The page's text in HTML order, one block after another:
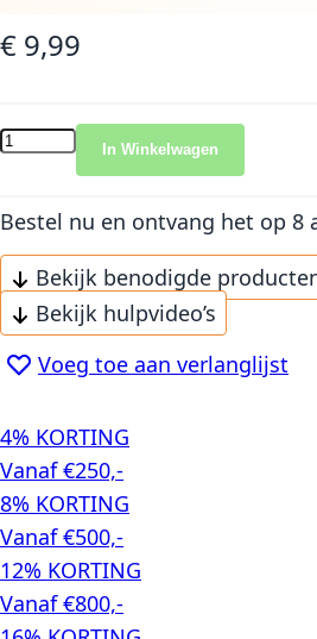
€ 9,99
In Winkelwagen
Bestel nu en ontvang het op 8
Bekijk benodigde
Bekijk hulpvideo’s
Voeg toe aan verlanglijst
4% KORTING
Vanaf €250,-
8% KORTING
Vanaf €500,-
12% KORTING
Vanaf €800,-